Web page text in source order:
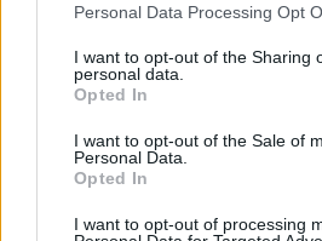
Personal Data Processing Opt
I want to opt-out of the Sharing
personal data.
Opted In
I want to opt-out of the Sale of
Personal Data.
Opted In
I want to opt-out of processing